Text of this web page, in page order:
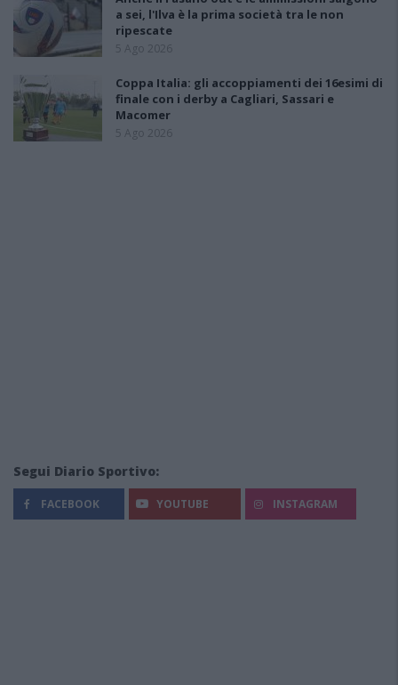
a sei, l'Ilva è la prima società tra le non
ripescate
5 Ago 2026
Coppa Italia: gli accoppiamenti dei 16esimi di
finale con i derby a Cagliari, Sassari e
Macomer
5 Ago 2026
Segui Diario Sportivo:
FACEBOOK YOUTUBE INSTAGRAM